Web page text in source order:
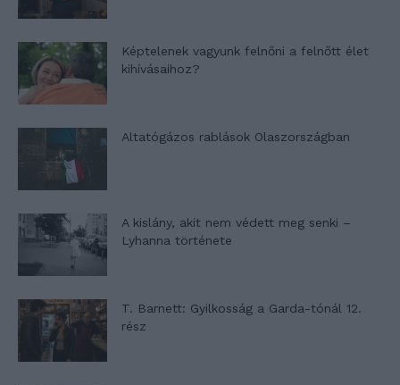
Képtelenek vagyunk felnőni a felnőtt élet
kihívásaihoz?
Altatógázos rablások Olaszországban
A kislány, akit nem védett meg senki –
Lyhanna története
T. Barnett: Gyilkosság a Garda-tónál 12.
rész